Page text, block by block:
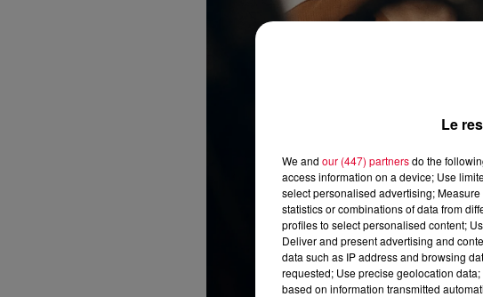
Le
We and our (447) partnersdo the
access information on a device; Use
select personalised advertising;
statistics or combinations of data from
profiles to select personalised content;
Deliver and present advertising and
data such as IP address and browsing
requested; Use precise geolocation
based on information transmitted